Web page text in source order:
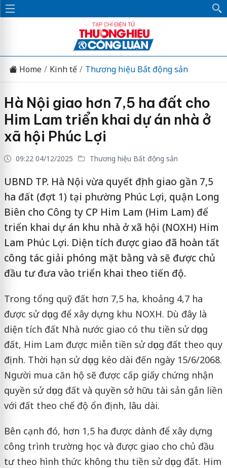
Home Kinh tế Thương hiệu Bất động sản
Hà Nội giao hơn 7,5 ha đất cho
Him Lam triển khai dự án nhà ở
xã hội Phúc Lợi
09:22 04/12/2025 Thương hiệu Bất động sản
UBND TP. Hà Nội vừa quyết định giao gần 7,5
ha đất (đợt 1) tại phường Phúc Lợi, quận Long
Biên cho Công ty CP Him Lam (Him Lam) để
triển khai dự án khu nhà ở xã hội (NOXH) Him
Lam Phúc Lợi. Diện tích được giao đã hoàn tất
công tác giải phóng mặt bằng và sẽ được chủ
đầu tư đưa vào triển khai theo tiến độ.
Trong tổng quỹ đất hơn 7,5 ha, khoảng 4,7 ha
được sử dụng để xây dựng khu NOXH. Dù đây là
diện tích đất Nhà nước giao có thu tiền sử dụng
đất, Him Lam được miễn tiền sử dụng đất theo quy
định. Thời hạn sử dụng kéo dài đến ngày 15/6/2068.
Người mua căn hộ sẽ được cấp giấy chứng nhận
quyền sử dụng đất và quyền sở hữu tài sản gắn liền
với đất theo chế độ ổn định, lâu dài.
Bên cạnh đó, hơn 1,5 ha được dành để xây dựng
công trình trường học và được giao cho chủ đầu
tư theo hình thức không thu tiền sử dụng đất. Him